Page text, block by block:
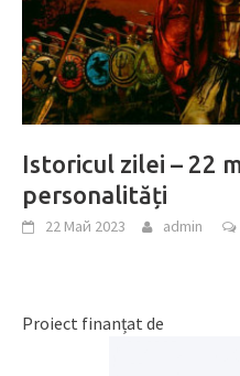
Istoricul zilei – 22
personalități
22 Май 2023 admin
Proiect finanțat de